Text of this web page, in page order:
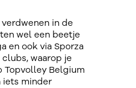
in de
wel een beetje
en ook via Sporza
waarop je
Topvolley Belgium
iets minder